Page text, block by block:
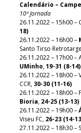
Calendário –
10ª Jornada
26.11.2022 – 15h00 –
18)
26.11.2022 – 16h00 –
Santo Tirso
26.11.2022 – 17h00 –
UMinho,19-31 (8-14)
26.11.2022 – 18h00 –
CCR, 30-30 (11-16)
26.11.2022 – 18h00 –
Bioria, 24-25 (13-13)
26.11.2022 – 19h00 –
Viseu FC, 26-23 (14-
27.11.2022 – 18h30 –